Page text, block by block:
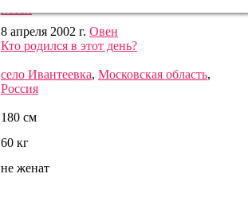
8 апреля 2002 г. Овен
Кто родился в этот день?
село Ивантеевка, Московская область,
Россия
180 см
60 кг
не женат